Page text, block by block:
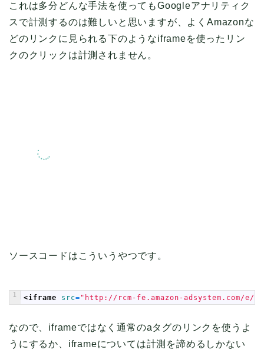
これは多分どんな手法を使ってもGoogleアナリティク
スで計測するのは難しいと思いますが、よくAmazonな
どのリンクに見られる下のようなiframeを使ったリン
クのクリックは計測されません。
ソースコードはこういうやつです。
1 <iframe src= "http://rcm-fe.amazon-adsystem.com/e/
なので、iframeではなく通常のaタグのリンクを使うよ
うにするか、iframeについては計測を諦めるしかない